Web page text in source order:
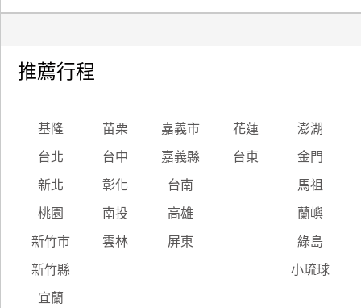
推薦行程
基隆 苗栗 嘉義市 花蓮 澎湖
台北 台中 嘉義縣 台東 金門
新北 彰化 台南 馬祖
桃園 南投 高雄 蘭嶼
新竹市 雲林 屏東 綠島
新竹縣 小琉球
宜蘭